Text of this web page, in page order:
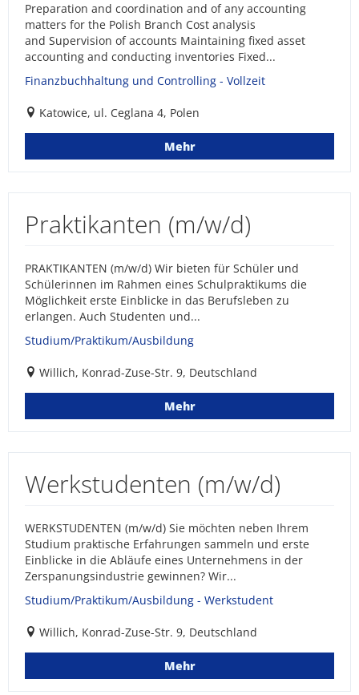
Preparation and coordination and of any accounting
matters for the Polish Branch Cost analysis
and Supervision of accounts Maintaining fixed asset
accounting and conducting inventories Fixed...
Finanzbuchhaltung und Controlling - Vollzeit
Katowice, ul. Ceglana 4, Polen
Mehr
Praktikanten (m/w/d)
PRAKTIKANTEN (m/w/d) Wir bieten für Schüler und
Schülerinnen im Rahmen eines Schulpraktikums die
Möglichkeit erste Einblicke in das Berufsleben zu
erlangen. Auch Studenten und...
Studium/Praktikum/Ausbildung
Willich, Konrad-Zuse-Str. 9, Deutschland
Mehr
Werkstudenten (m/w/d)
WERKSTUDENTEN (m/w/d) Sie möchten neben Ihrem
Studium praktische Erfahrungen sammeln und erste
Einblicke in die Abläufe eines Unternehmens in der
Zerspanungsindustrie gewinnen? Wir...
Studium/Praktikum/Ausbildung - Werkstudent
Willich, Konrad-Zuse-Str. 9, Deutschland
Mehr